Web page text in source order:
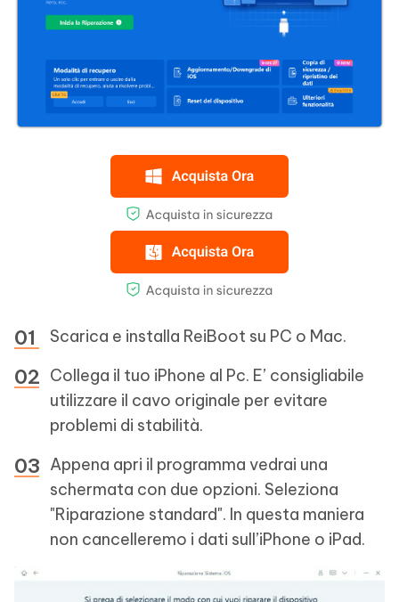
Scarica e installa ReiBoot su PC o Mac.
Collega il tuo iPhone al Pc. E’ consigliabile
utilizzare il cavo originale per evitare
problemi di stabilità.
Appena apri il programma vedrai una
schermata con due opzioni. Seleziona
"Riparazione standard". In questa maniera
non cancelleremo i dati sull’iPhone o iPad.